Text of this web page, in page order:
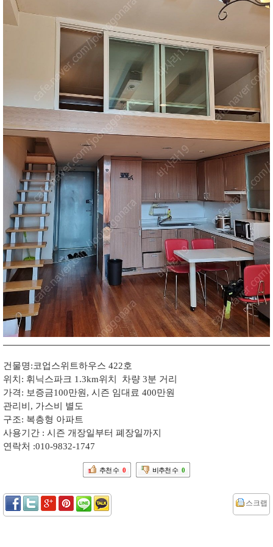
건물명:코업스위트하우스 422호
위치: 휘닉스파크 1.3km위치 차량 3분 거리
가격: 보증금100만원, 시즌 임대료 400만원
관리비, 가스비 별도
구조: 복층형 아파트
사용기간 : 시즌 개장일부터 폐장일까지
연락처 :010-9832-1747
추천 수 0 비추천 수 0
스크랩